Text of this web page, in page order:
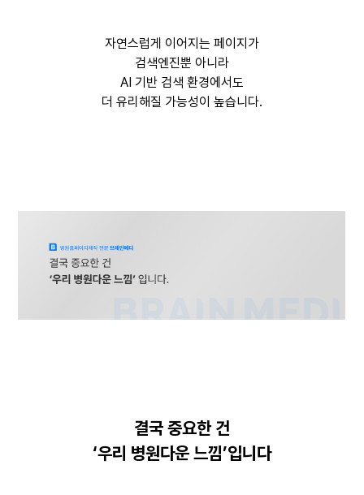
자연스럽게 이어지는 페이지가
검색엔진뿐 아니라
AI 기반 검색 환경에서도
더 유리해질 가능성이 높습니다.
결국 중요한 건
‘우리 병원다운 느낌’입니다